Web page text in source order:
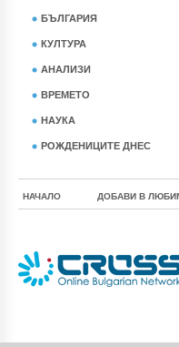
БЪЛГАРИЯ
КУЛТУРА
АНАЛИЗИ
ВРЕМЕТО
НАУКА
РОЖДЕНИЦИТЕ ДНЕС
НАЧАЛО ДОБАВИ В